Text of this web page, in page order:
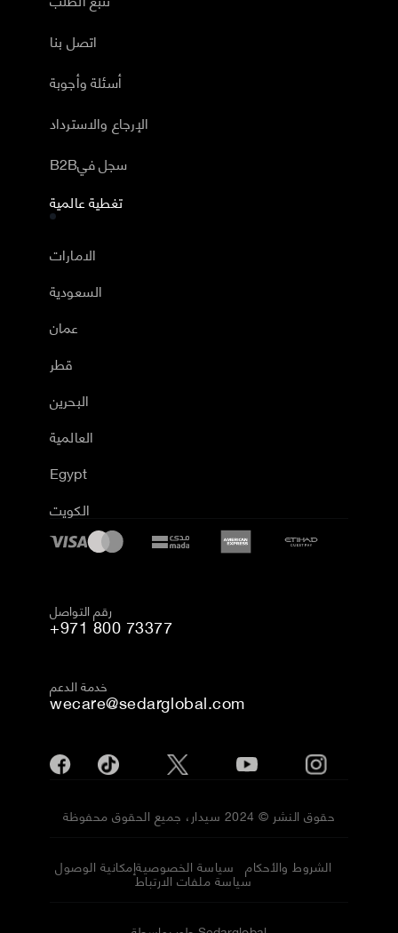
اتصل بنا
أسئلة وأجوبة
الإرجاع والاسترداد
B2Bسجل في
تغطية عالمية
الامارات
السعودية
عمان
قطر
البحرين
العالمية
Egypt
الكويت
رقم التواصل
+971 800 73377
خدمة الدعم
wecare@sedarglobal.com
حقوق النشر © 2024 سيدار، جميع الحقوق محفوظة
إمكانية الوصولسياسة الخصوصية الشروط والأحكام
سياسة ملفات الارتباط